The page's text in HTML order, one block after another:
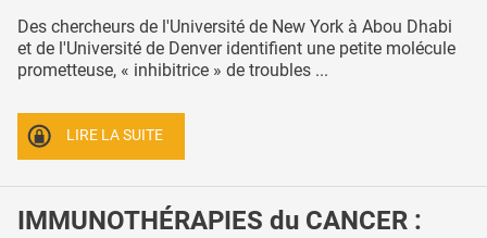
Des chercheurs de l'Université de New York à Abou Dhabi
et de l'Université de Denver identifient une petite molécule
prometteuse, « inhibitrice » de troubles ...
LIRE LA SUITE
IMMUNOTHÉRAPIES du CANCER :